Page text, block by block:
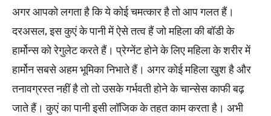
अगर आपको लगता है कि ये कोई चमत्कार है तो आप गलत हैं।
दरअसल, इस कुएं के पानी में ऐसे तत्व हैं जो महिला की बॉडी के
हार्मोन्स को रेगुलेट करते हैं। प्रेग्नेंट होने के लिए महिला के शरीर में
हार्मोन सबसे अहम भूमिका निभाते हैं। अगर कोई महिला खुश है और
तनावग्रस्त नहीं है तो तो उसके गर्भवती होने के चान्सेस काफी बढ़
जाते हैं। कुएं का पानी इसी लॉजिक के तहत काम करता है। अभी